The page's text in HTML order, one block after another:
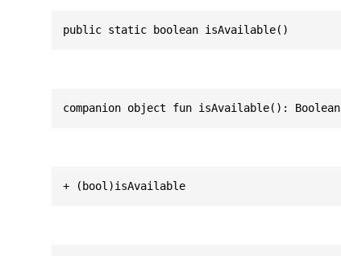
public static boolean isAvailable()
companion object fun isAvailable(): Boolean
+ (bool)isAvailable